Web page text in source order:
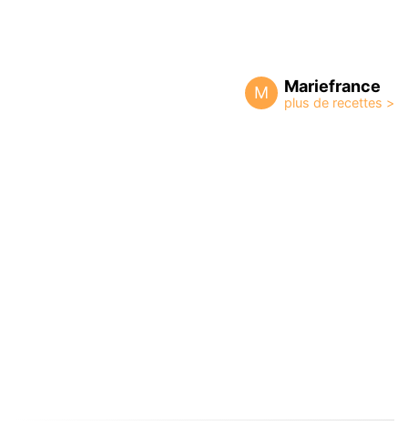
M Mariefrance